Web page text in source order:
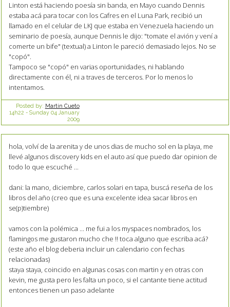
Linton está haciendo poesía sin banda, en Mayo cuando Dennis
estaba acá para tocar con los Cafres en el Luna Park, recibió un
llamado en el celular de LKJ que estaba en Venezuela haciendo un
seminario de poesía, aunque Dennis le dijo: "tomate el avión y vení a
comerte un bife" (textual) a Linton le pareció demasiado lejos. No se
"copó".
Tampoco se "copó" en varias oportunidades, ni hablando
directamente con él, ni a traves de terceros. Por lo menos lo
intentamos.
Posted by: Martin Cueto
14h22 - Sunday 04 January
2009
hola, volví de la arenita y de unos dias de mucho sol en la playa, me
llevé algunos discovery kids en el auto así que puedo dar opinion de
todo lo que escuché ...
dani: la mano, diciembre, carlos solari en tapa, buscá reseña de los
libros del año (creo que es una excelente idea sacar libros en
se(p)tiembre)
vamos con la polémica ... me fui a los myspaces nombrados, los
flamingos me gustaron mucho che !! toca alguno que escriba acá?
(este año el blog deberia incluir un calendario con fechas
relacionadas)
staya staya, coincido en algunas cosas con martin y en otras con
kevin, me gusta pero les falta un poco, si el cantante tiene actitud
entonces tienen un paso adelante